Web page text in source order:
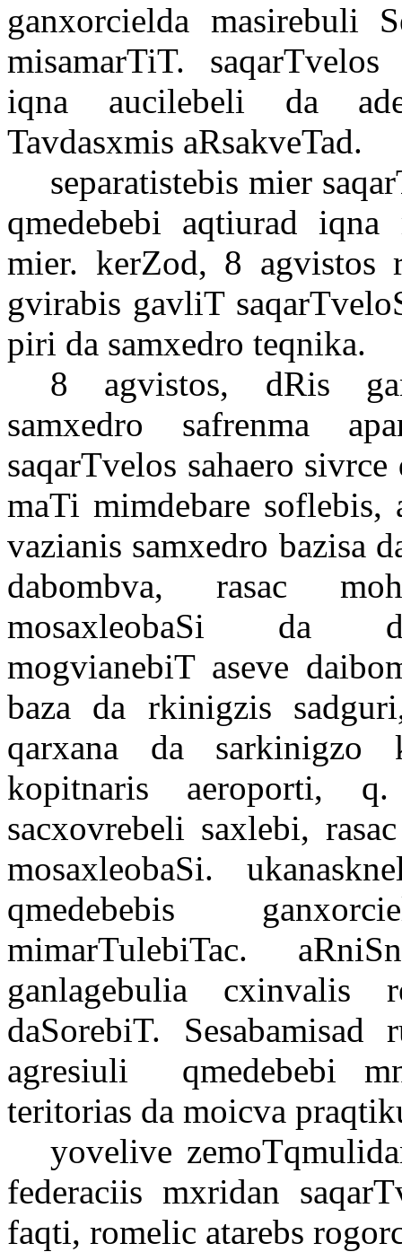
ganxorcielda masirebuli
misamarTiT.
iqna aucilebeli da
Tavdasxmis aRsakveTad.
separatistebis mier
qmedebebi aqtiurad iqna
mier. kerZod, 8 agvistos
gvirabis gavliT
piri da samxedro teqnika.
8 agvistos, dRis
samxedro safrenma
saqarTvelos sahaero
maTi mimdebare soflebis,
vazianis samxedro bazisa
dabombva, rasac
mosaxleobaSi da
mogvianebiT aseve
baza da rkinigzis
qarxana da sarkinigzo
kopitnaris aeroporti,
sacxovrebeli saxlebi,
mosaxleobaSi.
qmedebebis
mimarTulebiTac.
ganlagebulia cxinvalis
daSorebiT.
agresiuli
qmedebebi
teritorias da moicva
yovelive
federaciis mxridan
faqti, romelic atarebs